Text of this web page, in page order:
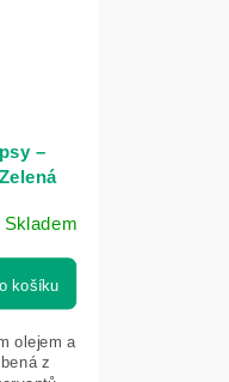
–
Skladem
košíku
olejem a
z